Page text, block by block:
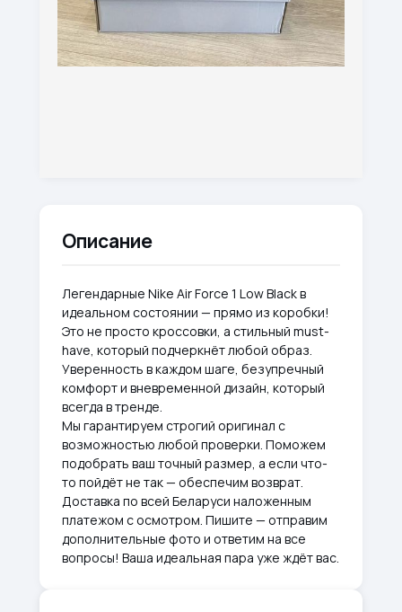
Описание
Легендарные Nike Air Force 1 Low Black в
идеальном состоянии — прямо из коробки!
Это не просто кроссовки, а стильный must-
have, который подчеркнёт любой образ.
Уверенность в каждом шаге, безупречный
комфорт и вневременной дизайн, который
всегда в тренде.
Мы гарантируем строгий оригинал с
возможностью любой проверки. Поможем
подобрать ваш точный размер, а если что-
то пойдёт не так — обеспечим возврат.
Доставка по всей Беларуси наложенным
платежом с осмотром. Пишите — отправим
дополнительные фото и ответим на все
вопросы! Ваша идеальная пара уже ждёт вас.